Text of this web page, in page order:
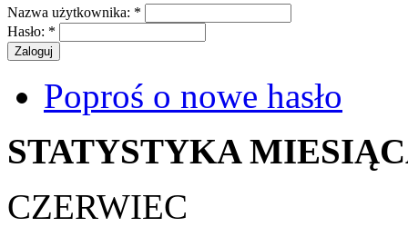
Nazwa użytkownika: *
Hasło: *
Poproś o nowe hasło
STATYSTYKA
CZERWIEC